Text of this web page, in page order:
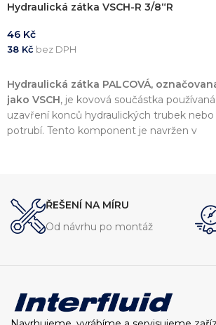
Hydraulická zátka VSCH-R 3/8“R
46 Kč
38 Kč bez DPH
Hydraulická zátka PALCOVÁ,
jako VSCH, je kovová součástka
uzavření konců hydraulických trubek nebo
potrubí. Tento komponent je navržen v
ŘEŠENÍ NA MÍRU
Od návrhu po montáž